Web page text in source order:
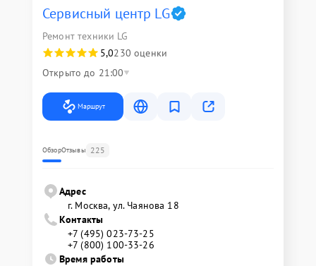
Сервисный центр LG
Ремонт техники LG
5,0230 оценки
Открыто до 21:00
Маршрут
ОбзорОтзывы 225
Адрес
г. Москва, ул. Чаянова 18
Контакты
+7 (495) 023-73-25
+7 (800) 100-33-26
Время работы